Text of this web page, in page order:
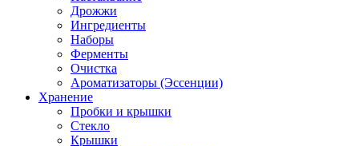
Дрожжи
Ингредиенты
Наборы
Ферменты
Очистка
Ароматизаторы (Эссенции)
Хранение
Пробки и крышки
Стекло
Крышки